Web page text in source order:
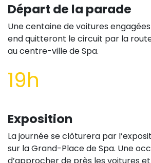
Départ de la parade
Une centaine de voitures
end quitteront le circuit par la
au centre-ville de Spa.
19h
Exposition
La journée se clôturera par
sur la Grand-Place de Spa. Une